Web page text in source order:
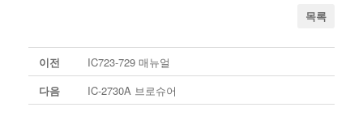
목록
이전
IC723-729 매뉴얼
다음
IC-2730A 브로슈어